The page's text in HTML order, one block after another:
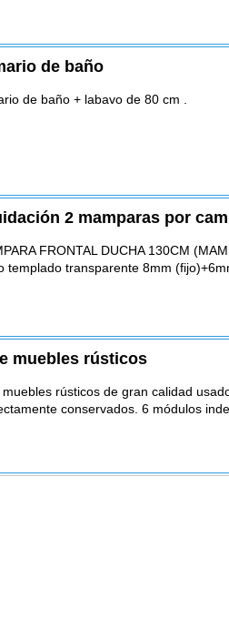
de baño
de baño + labavo de 80 cm .
2 mamparas por
FRONTAL DUCHA 130CM
templado transparente 8mm
muebles rústicos
muebles rústicos de gran calidad
conservados. 6 módulos